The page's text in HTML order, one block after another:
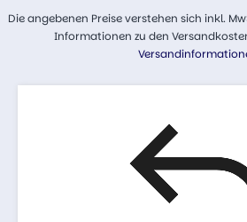
Die angebenen Preise verstehen sich inkl.
Informationen zu den